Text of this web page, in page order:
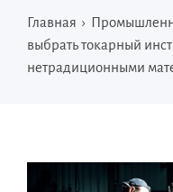
Главная ›
выбрать токарный
нетрадиционными